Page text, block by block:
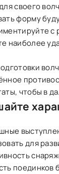
своего
форму
с
наиболее
чтобы в
для
поединков